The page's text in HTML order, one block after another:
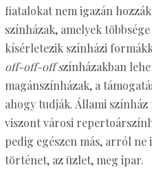
fiatalokat nem igazán
színházak, amelyek
kísérletezik színházi
off-off-off színházakban
magánszínházak, a
ahogy tudják. Állami színház
viszont városi
pedig egészen más, arról ne
történet, az üzlet, meg ipar.